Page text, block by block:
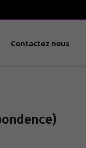
Contactez nous